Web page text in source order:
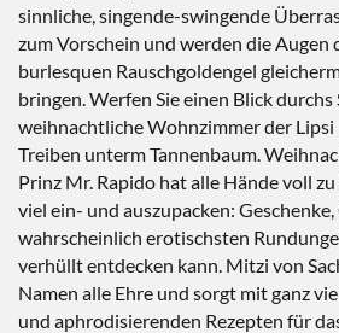
sinnliche, singende-swingende
zum Vorschein und werden die Augen
burlesquen Rauschgoldengel
bringen. Werfen Sie einen Blick durchs
weihnachtliche Wohnzimmer der Lipsi
Treiben unterm Tannenbaum.
Prinz Mr. Rapido hat alle Hände voll
viel ein- und auszupacken:
wahrscheinlich erotischsten
verhüllt entdecken kann. Mitzi von
Namen alle Ehre und sorgt mit ganz
und aphrodisierenden Rezepten für